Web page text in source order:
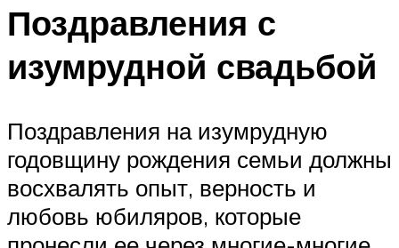
Поздравления с
изумрудной свадьбой
Поздравления на изумрудную
годовщину рождения семьи должны
восхвалять опыт, верность и
любовь юбиляров, которые